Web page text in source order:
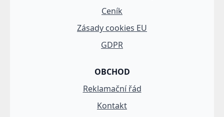
Ceník
Zásady cookies EU
GDPR
OBCHOD
Reklamační řád
Kontakt